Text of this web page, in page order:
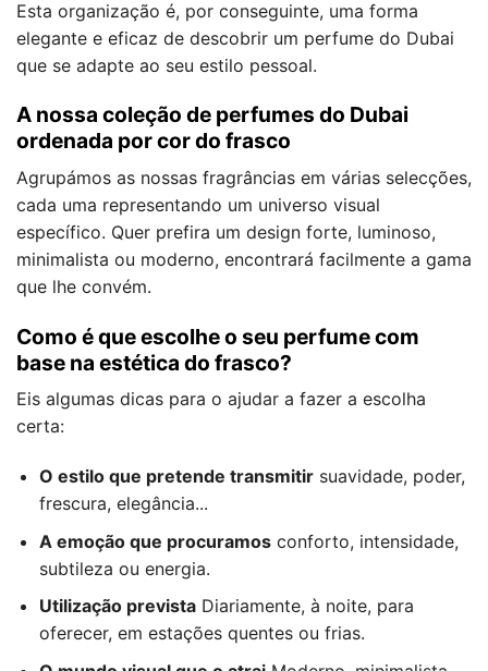
Esta organização é, por conseguinte, uma forma
elegante e eficaz de descobrir um perfume do Dubai
que se adapte ao seu estilo pessoal.
A nossa coleção de perfumes do Dubai
ordenada por cor do frasco
Agrupámos as nossas fragrâncias em várias selecções,
cada uma representando um universo visual
específico. Quer prefira um design forte, luminoso,
minimalista ou moderno, encontrará facilmente a gama
que lhe convém.
Como é que escolhe o seu perfume com
base na estética do frasco?
Eis algumas dicas para o ajudar a fazer a escolha
certa:
O estilo que pretende transmitirsuavidade, poder,
frescura, elegância...
A emoção que procuramosconforto, intensidade,
subtileza ou energia.
Utilização previstaDiariamente, à noite, para
oferecer, em estações quentes ou frias.